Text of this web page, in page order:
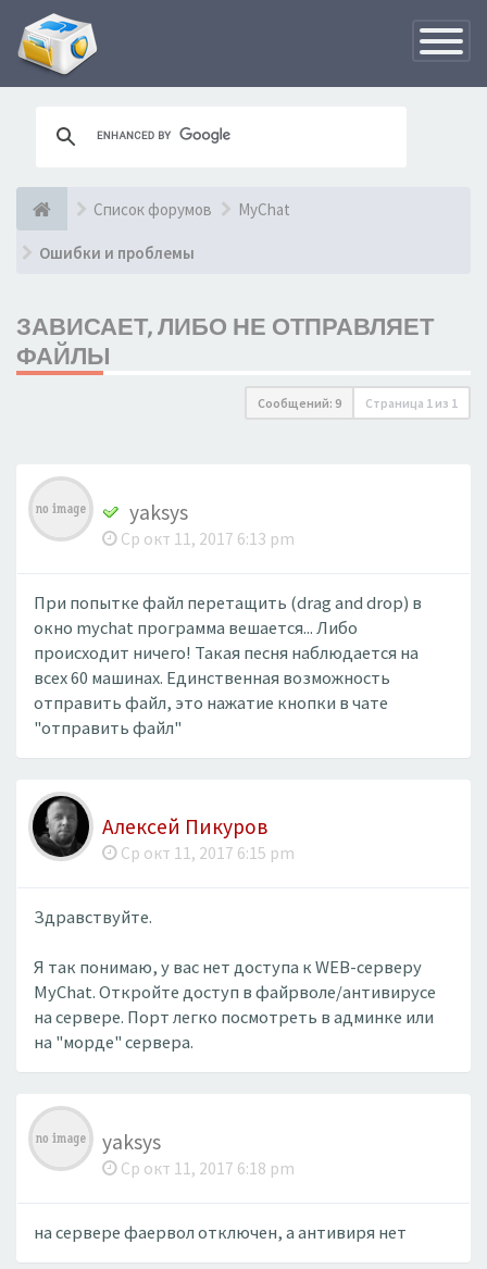
Список форумов MyChat
Ошибки и проблемы
ЗАВИСАЕТ, ЛИБО НЕ ОТПРАВЛЯЕТ
ФАЙЛЫ
Сообщений: 9 Страница 1 из 1
yaksys
Ср окт 11, 2017 6:13 pm
При попытке файл перетащить (drag and drop) в
окно mychat программа вешается... Либо
происходит ничего! Такая песня наблюдается на
всех 60 машинах. Единственная возможность
отправить файл, это нажатие кнопки в чате
"отправить файл"
Алексей Пикуров
Ср окт 11, 2017 6:15 pm
Здравствуйте.
Я так понимаю, у вас нет доступа к WEB-серверу
MyChat. Откройте доступ в файрволе/антивирусе
на сервере. Порт легко посмотреть в админке или
на "морде" сервера.
yaksys
Ср окт 11, 2017 6:18 pm
на сервере фаервол отключен, а антивиря нет